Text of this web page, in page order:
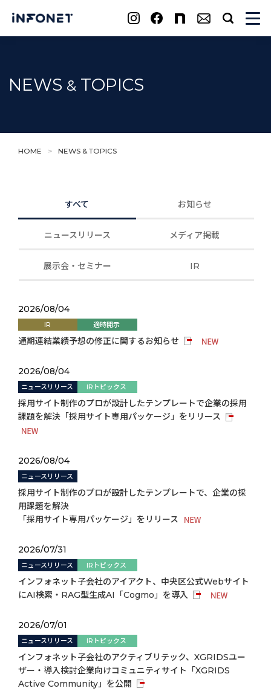
search
NEWS & TOPICS
HOME > NEWS & TOPICS
すべて お知らせ
ニュースリリース メディア掲載
展示会・セミナー IR
2026/08/04
IR 適時開示
通期連結業績予想の修正に関するお知らせ
2026/08/04
ニュースリリース IRトピックス
採用サイト制作のプロが設計したテンプレートで企業の採用
課題を解決「採用サイト専用パッケージ」をリリース
2026/08/04
ニュースリリース
採用サイト制作のプロが設計したテンプレートで、企業の採
用課題を解決
「採用サイト専用パッケージ」をリリース
2026/07/31
ニュースリリース IRトピックス
インフォネット子会社のアイアクト、中央区公式Webサイト
にAI検索・RAG型生成AI「Cogmo」を導入
2026/07/01
ニュースリリース IRトピックス
インフォネット子会社のアクティブリテック、XGRIDSユー
ザー・導入検討企業向けコミュニティサイト「XGRIDS
Active Community」を公開